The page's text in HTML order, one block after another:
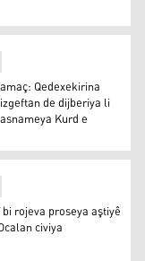
ji bo aştiyê
di mizgeftan de
Qedexekirina
de dijberiya li
Kurd e
rojeva proseya aştiyê
civiya